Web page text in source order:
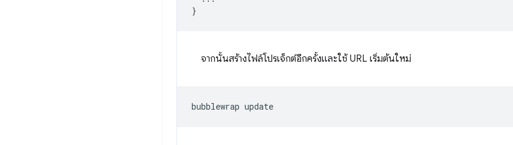
}
จากนั้นสร้างไฟล์โปรเจ็กต์อีกครั้งและใช้ URL เริ่มต้นใหม่
bubblewrap